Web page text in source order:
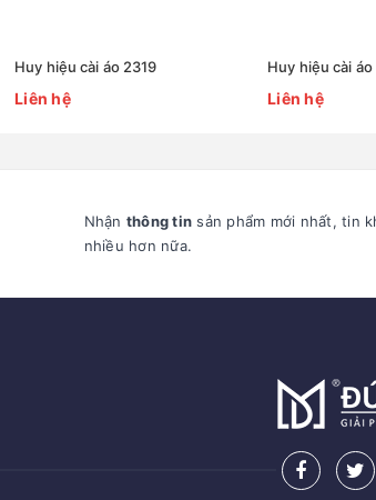
Huy hiệu cài áo 2319
Liên hệ
Huy hiệu cài áo
Liên hệ
Nhận thông tin sản phẩm mới nhất, tin
nhiều hơn nữa.